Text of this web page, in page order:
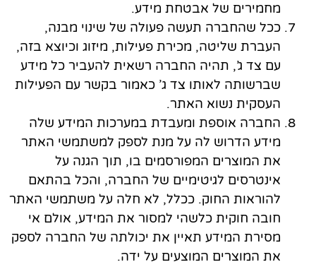
מחמירים של אבטחת מידע.
ככל שהחברה תעשה פעולה של שינוי מבנה,
העברת שליטה, מכירת פעילות, מיזוג וכיוצא בזה,
עם צד ג’, תהיה החברה רשאית להעביר כל מידע
שברשותה לאותו צד ג’ כאמור בקשר עם הפעילות
העסקית נשוא האתר.
החברה אוספת ומעבדת במערכות המידע שלה
מידע הדרוש לה על מנת לספק למשתמשי האתר
את המוצרים המפורסמים בו, תוך הגנה על
אינטרסים לגיטימיים של החברה, והכל בהתאם
להוראות החוק. ככלל, לא חלה על משתמשי האתר
חובה חוקית כלשהי למסור את המידע, אולם אי
מסירת המידע תאיין את יכולתה של החברה לספק
את המוצרים המוצעים על ידה.